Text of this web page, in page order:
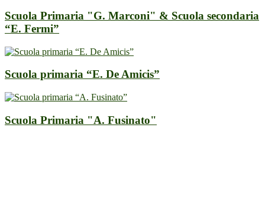
Scuola Primaria "G. Marconi" & Scuola secondaria
“E. Fermi”
Scuola primaria “E. De Amicis”
Scuola Primaria "A. Fusinato"